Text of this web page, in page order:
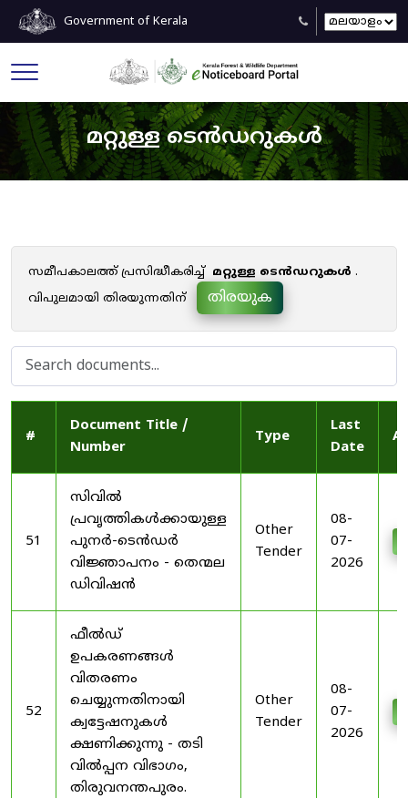
Government of Kerala
മറ്റുള്ള ടെൻഡറുകൾ
സമീപകാലത്ത് പ്രസിദ്ധീകരിച്ച് മറ്റുള്ള ടെൻഡറുകൾ .
വിപുലമായി തിരയുന്നതിന്
തിരയുക
#
Document Title /
Number
Type
Last
Date
51
സിവിൽ
പ്രവൃത്തികൾക്കായുള്ള
പുനർ-ടെൻഡർ
വിജ്ഞാപനം - തെന്മല
ഡിവിഷൻ
Other
Tender
08-
07-
2026
52
ഫീൽഡ്
ഉപകരണങ്ങൾ
വിതരണം
ചെയ്യുന്നതിനായി
ക്വട്ടേഷനുകൾ
ക്ഷണിക്കുന്നു - തടി
വിൽപ്പന വിഭാഗം,
തിരുവനന്തപുരം.
Other
Tender
08-
07-
2026